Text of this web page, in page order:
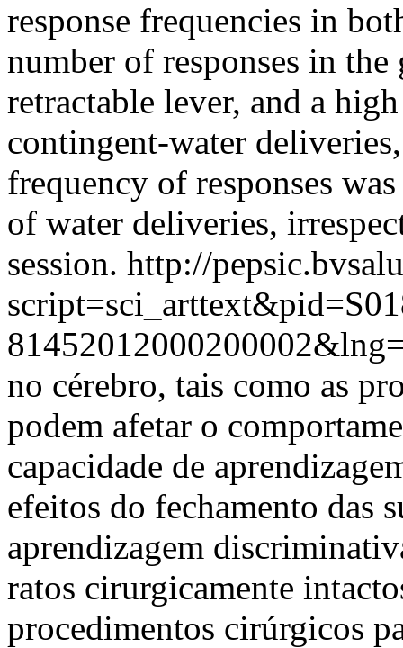
response frequencies in
number of responses in
retractable lever, and a
contingent-water
frequency of responses
of water deliveries,
session. http://
no cérebro, tais como as
podem afetar o
capacidade de
efeitos do fechamento das
aprendizagem
ratos cirurgicamente
procedimentos cirúrgicos